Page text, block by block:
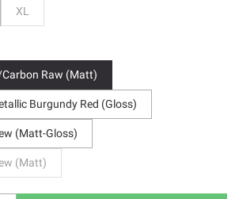
XL
Raw (Matt)
Burgundy Red (Gloss)
(Matt-Gloss)
(Matt)